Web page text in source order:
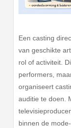
Een casting
van geschikte
rol of activiteit.
performers,
organiseert
auditie te doen.
binnen de